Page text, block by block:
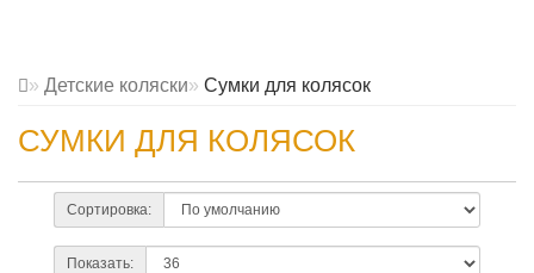
Детские коляски Сумки для колясок
СУМКИ ДЛЯ КОЛЯСОК
Сортировка:
Показать: